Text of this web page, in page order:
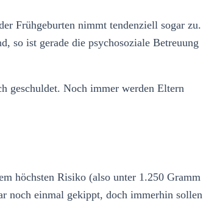
Frühgeburten nimmt tendenziell sogar zu.
so ist gerade die psychosoziale Betreuung
geschuldet. Noch immer werden Eltern
höchsten Risiko (also unter 1.250 Gramm
noch einmal gekippt, doch immerhin sollen